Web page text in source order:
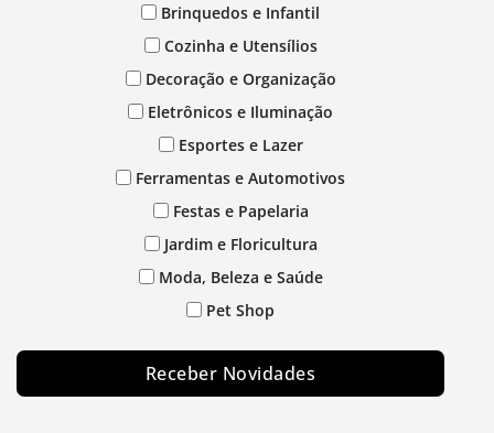
Brinquedos e Infantil
Cozinha e Utensílios
Decoração e Organização
Eletrônicos e Iluminação
Esportes e Lazer
Ferramentas e Automotivos
Festas e Papelaria
Jardim e Floricultura
Moda, Beleza e Saúde
Pet Shop
Receber Novidades